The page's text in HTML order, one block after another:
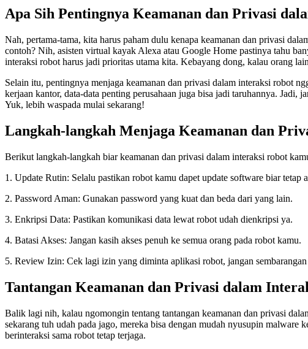
Apa Sih Pentingnya Keamanan dan Privasi
Nah, pertama-tama, kita harus paham dulu kenapa keamanan dan privasi
contoh? Nih, asisten virtual kayak Alexa atau Google Home pastinya tahu
interaksi robot harus jadi prioritas utama kita. Kebayang dong, kalau orang
Selain itu, pentingnya menjaga keamanan dan privasi dalam interaksi robot
kerjaan kantor, data-data penting perusahaan juga bisa jadi taruhannya. Jadi,
Yuk, lebih waspada mulai sekarang!
Langkah-langkah Menjaga Keamanan dan
Berikut langkah-langkah biar keamanan dan privasi dalam interaksi robot
1. Update Rutin: Selalu pastikan robot kamu dapet update software biar tetap
2. Password Aman: Gunakan password yang kuat dan beda dari yang lain.
3. Enkripsi Data: Pastikan komunikasi data lewat robot udah dienkripsi ya.
4. Batasi Akses: Jangan kasih akses penuh ke semua orang pada robot kamu.
5. Review Izin: Cek lagi izin yang diminta aplikasi robot, jangan
Tantangan Keamanan dan Privasi dalam
Balik lagi nih, kalau ngomongin tentang tantangan keamanan dan privasi
sekarang tuh udah pada jago, mereka bisa dengan mudah nyusupin
berinteraksi sama robot tetap terjaga.